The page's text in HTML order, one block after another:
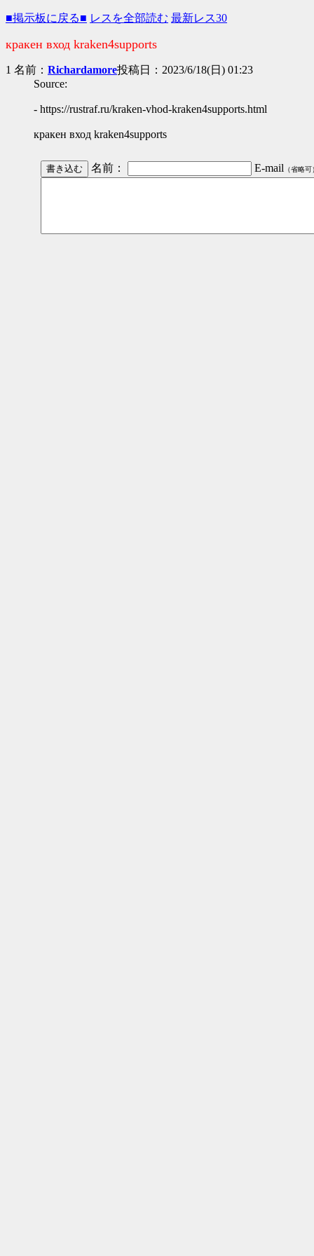
■掲示板に戻る■ レスを全部読む 最新レス30
кракен вход kraken4supports
1 名前： Richardamore投稿日：2023/6/18(日) 01:23
Source:
- https://rustraf.ru/kraken-vhod-kraken4supports.html
кракен вход kraken4supports
名前： E-mail （省略可